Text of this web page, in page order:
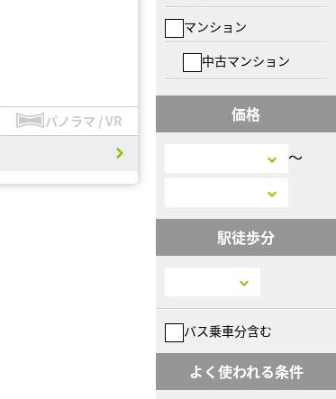
パノラマ / VR
マンション
中古マンション
価格
〜
駅徒歩分
バス乗車分含む
よく使われる条件